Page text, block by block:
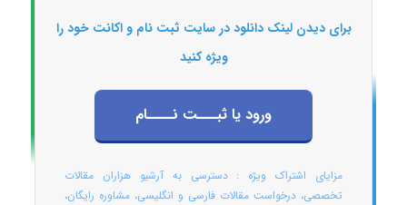
برای دیدن لینک دانلود در سایت ثبت نام و اکانت خود را
ویژه کنید
ورود یا ثبـــت نــــام
مزایای اشتراک ویژه : دسترسی به آرشیو هزاران مقالات
تخصصی، درخواست مقالات فارسی و انگلیسی، مشاوره رایگان،